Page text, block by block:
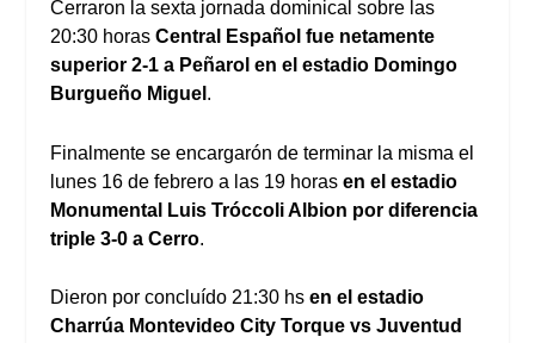
Cerraron la sexta jornada dominical sobre las
20:30 horasCentral Español fue netamente
superior 2-1 a Peñarol en el estadio Domingo
Burgueño Miguel .
Finalmente se encargarón de terminar la misma el
lunes 16 de febrero a las 19 horasen el estadio
Monumental Luis Tróccoli Albion por diferencia
triple 3-0 a Cerro.
Dieron por concluído 21:30 hsen el estadio
Charrúa Montevideo City Torque vs Juventud